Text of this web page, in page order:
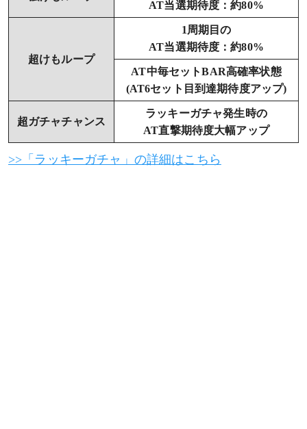
AT当選期待度：約80%
超けもループ
1周期目の
AT当選期待度：約80%
AT中毎セットBAR高確率状態
(AT6セット目到達期待度アップ)
超ガチャチャンス
ラッキーガチャ発生時の
AT直撃期待度大幅アップ
>>「ラッキーガチャ」の詳細はこちら